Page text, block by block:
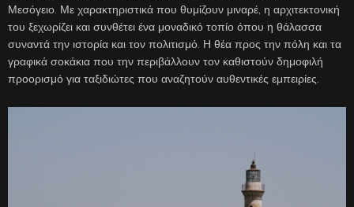
Μεσόγειο. Με χαρακτηριστικά που θυμίζουν μιναρέ, η αρχιτεκτονική
του ξεχωρίζει και συνθέτει ένα μοναδικό τοπίο όπου η θάλασσα
συναντά την ιστορία και τον πολιτισμό. Η θέα προς την πόλη και τα
γραφικά σοκάκια που την περιβάλλουν τον καθιστούν δημοφιλή
προορισμό για ταξιδιώτες που αναζητούν αυθεντικές εμπειρίες.